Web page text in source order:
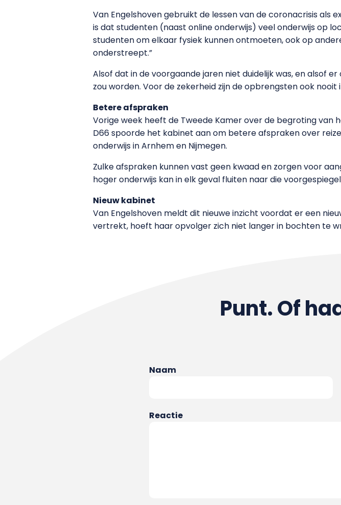
Van Engelshoven gebruikt de lessen van de coronacrisis als
is dat studenten (naast online onderwijs) veel onderwijs op
studenten om elkaar fysiek kunnen ontmoeten, ook op
onderstreept.”
Alsof dat in de voorgaande jaren niet duidelijk was, en alsof
zou worden. Voor de zekerheid zijn de opbrengsten ook
Betere afspraken
Vorige week heeft de Tweede Kamer over de begroting
D66 spoorde het kabinet aan om betere afspraken over
onderwijs in Arnhem en Nijmegen.
Zulke afspraken kunnen vast geen kwaad en zorgen voor
hoger onderwijs kan in elk geval fluiten naar die
Nieuw kabinet
Van Engelshoven meldt dit nieuwe inzicht voordat er een
vertrekt, hoeft haar opvolger zich niet langer in bochten te
Punt. Of
Naam
Reactie